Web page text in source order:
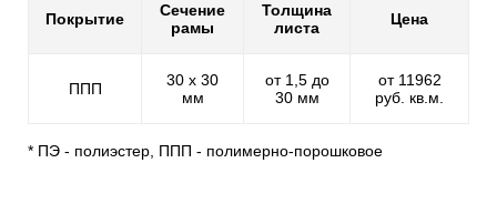
Покрытие
Сечение
рамы
Толщина
листа
Цена
ППП
30 х 30
мм
от 1,5 до
30 мм
от 11962
руб. кв.м.
* ПЭ - полиэстер, ППП - полимерно-порошковое